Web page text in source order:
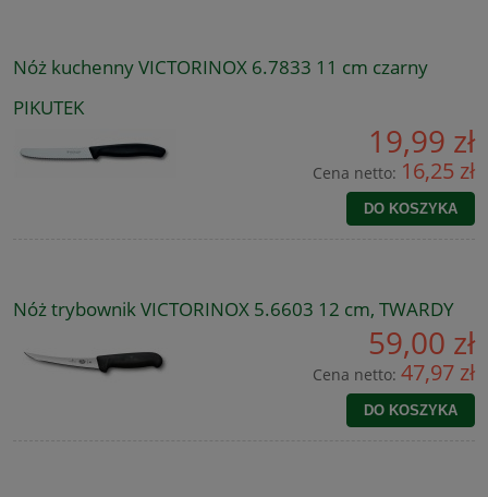
Nóż kuchenny VICTORINOX 6.7833 11 cm czarny
PIKUTEK
19,99 zł
Cena netto: 16,25 zł
DO KOSZYKA
Nóż trybownik VICTORINOX 5.6603 12 cm, TWARDY
59,00 zł
Cena netto: 47,97 zł
DO KOSZYKA